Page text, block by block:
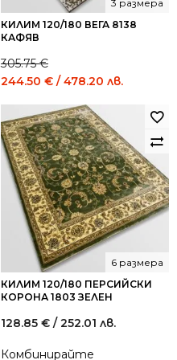
КИЛИМ 120/180 ВЕГА 8138
КАФЯВ
3 размера
305.75€
Original
was:
305.75 €
/
598.00
лв..
244.50 € / 478.20 лв.
/
478.20
лв..
КИЛИМ 120/180 ПЕРСИЙСКИ
КОРОНА 1803 ЗЕЛЕН
6 размера
128.85 € / 252.01 лв.
Комбинирайте